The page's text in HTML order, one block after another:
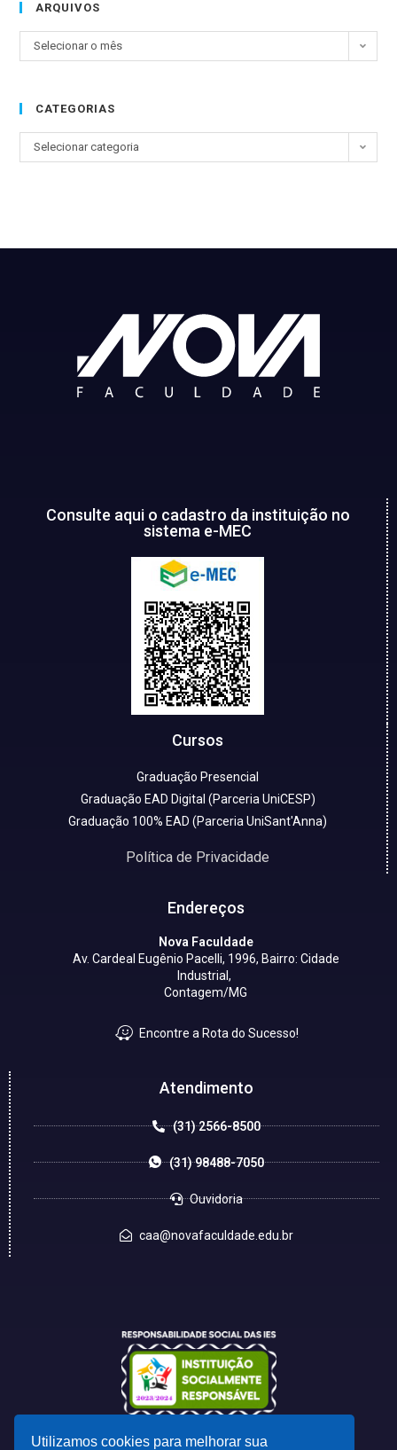
ARQUIVOS
Selecionar o mês
CATEGORIAS
Selecionar categoria
Consulte aqui o cadastro da instituição no
sistema e-MEC
Cursos
Graduação Presencial
Graduação EAD Digital (Parceria UniCESP)
Graduação 100% EAD (Parceria UniSant'Anna)
Política de Privacidade
Endereços
Nova Faculdade
Av. Cardeal Eugênio Pacelli, 1996, Bairro: Cidade
Industrial,
Contagem/MG
Encontre a Rota do Sucesso!
Atendimento
(31) 2566-8500
(31) 98488-7050
Ouvidoria
caa@novafaculdade.edu.br
Utilizamos cookies para melhorar sua